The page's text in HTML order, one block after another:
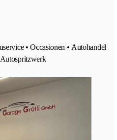
• Occasionen • Autohandel
Autospritzwerk